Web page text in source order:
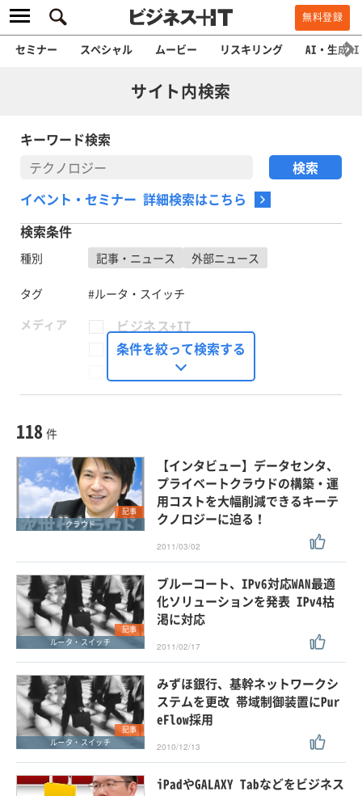
無料登録
セミナー スペシャル ムービー リスキリング AI・生成AI
サイト内検索
キーワード検索
イベント・セミナー 詳細検索はこちら
検索条件
種別 記事・ニュース 外部ニュース
タグ
#ルータ・スイッチ
メディア
ビジネス+IT
FinTech Journal
Seizo Trend
外部ニュース
スペシャルに限定する
タグ ×
× ルータ・スイッチ
クリア この条件で検索する
条件を絞って検索する
118 件
記事
クラウド
【インタビュー】データセンタ、
プライベートクラウドの構築・運
用コストを大幅削減できるキーテ
クノロジーに迫る！
2011/03/02
記事
ルータ・スイッチ
ブルーコート、IPv6対応WAN最適
化ソリューションを発表 IPv4枯
渇に対応
2011/02/17
記事
ルータ・スイッチ
みずほ銀行、基幹ネットワークシ
ステムを更改 帯域制御装置にPur
eFlow採用
2010/12/13
iPadやGALAXY Tabなどをビジネス